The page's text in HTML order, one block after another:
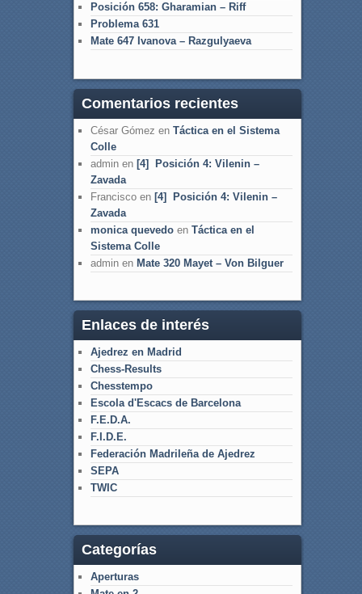
Posición 658: Gharamian – Riff
Problema 631
Mate 647 Ivanova – Razgulyaeva
Comentarios recientes
César Gómez en Táctica en el Sistema
Colle
adminen [4] Posición 4: Vilenin –
Zavada
Franciscoen [4] Posición 4: Vilenin –
Zavada
monica quevedoen Táctica en el
Sistema Colle
adminen Mate 320 Mayet – Von Bilguer
Enlaces de interés
Ajedrez en Madrid
Chess-Results
Chesstempo
Escola d'Escacs de Barcelona
F.E.D.A.
F.I.D.E.
Federación Madrileña de Ajedrez
SEPA
TWIC
Categorías
Aperturas